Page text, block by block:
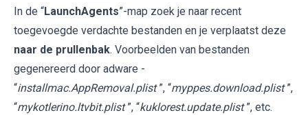
In de “LaunchAgents”-map zoek je naar recent
toegevoegde verdachte bestanden en je verplaatst deze
naar de prullenbak. Voorbeelden van bestanden
gegenereerd door adware -
“installmac.AppRemoval.plist ”, “myppes.download.plist ”,
“mykotlerino.ltvbit.plist ”, “kuklorest.update.plist ”, etc.